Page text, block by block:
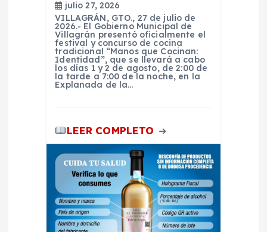
julio 27, 2026
VILLAGRÁN, GTO., 27 de julio de
2026.- El Gobierno Municipal de
Villagrán presentó oficialmente el
festival y concurso de cocina
tradicional “Manos que Cocinan:
Identidad”, que se llevará a cabo
los días 1 y 2 de agosto, de 2:00 de
la tarde a 7:00 de la noche, en la
Explanada de la…
LEER COMPLETO